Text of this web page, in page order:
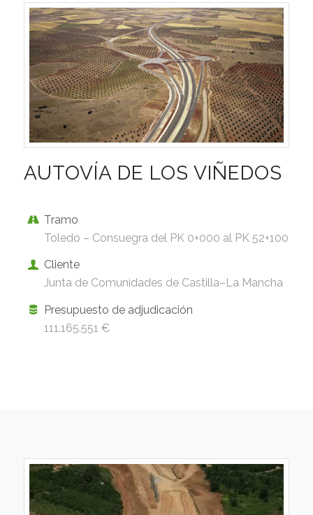
AUTOVÍA DE LOS VIÑEDOS
Tramo
Toledo – Consuegra del PK 0+000 al PK 52+100
Cliente
Junta de Comunidades de Castilla–La Mancha
Presupuesto de adjudicación
111.165.551 €